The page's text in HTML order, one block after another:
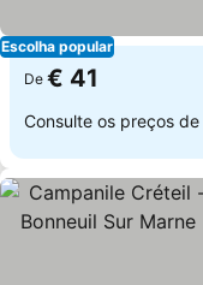
Escolha popular
De € 41
Consulte os preços de